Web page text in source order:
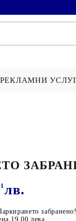
Star Wars
РЕКЛАМНИ
лв.
19.00 лева